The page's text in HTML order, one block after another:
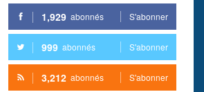
1,929 abonnés S'abonner
999 abonnés S'abonner
3,212 abonnés S'abonner